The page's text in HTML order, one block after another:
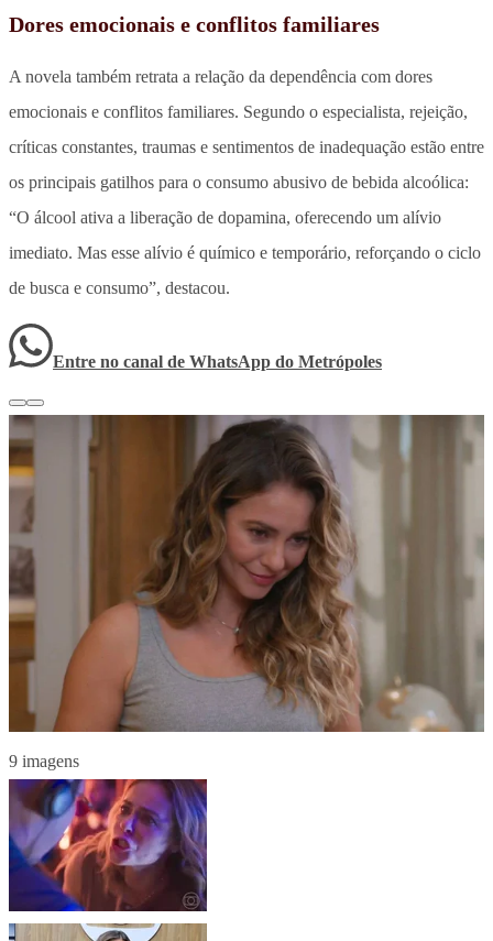
Dores emocionais e conflitos familiares
A novela também retrata a relação da dependência com dores
emocionais e conflitos familiares. Segundo o especialista, rejeição,
críticas constantes, traumas e sentimentos de inadequação estão entre
os principais gatilhos para o consumo abusivo de bebida alcoólica:
“O álcool ativa a liberação de dopamina, oferecendo um alívio
imediato. Mas esse alívio é químico e temporário, reforçando o ciclo
de busca e consumo”, destacou.
Entre no canal de WhatsApp do Metrópoles
9 imagens